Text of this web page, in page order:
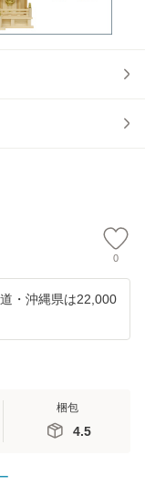
0
・沖縄県は22,000
梱包
4.5